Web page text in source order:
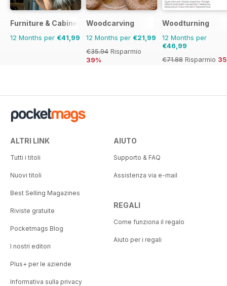
Furniture & Cabinetmaking
12 Months per €41,99
Woodcarving
12 Months per €21,99
€35.94 Risparmio
39%
Woodturning
12 Months per
€46,99
€71.88 Risparmio
ALTRI LINK
Tutti i titoli
Nuovi titoli
Best Selling Magazines
Riviste gratuite
Pocketmags Blog
I nostri editori
Plus+ per le aziende
Informativa sulla privacy
AIUTO
Supporto & FAQ
Assistenza via e-mail
REGALI
Come funziona il regalo
Aiuto per i regali